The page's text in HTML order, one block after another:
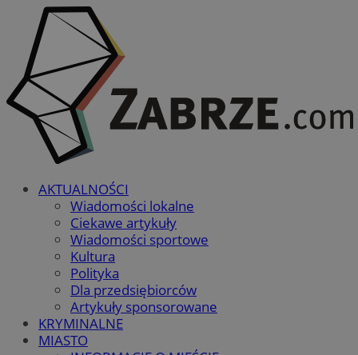
AKTUALNOŚCI
Wiadomości lokalne
Ciekawe artykuły
Wiadomości sportowe
Kultura
Polityka
Dla przedsiębiorców
Artykuły sponsorowane
KRYMINALNE
MIASTO